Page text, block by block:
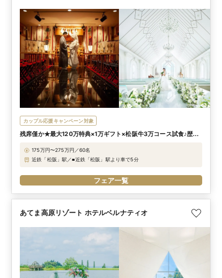
カップル応援キャンペーン対象
残席僅か★最大120万特典×1万ギフト×松阪牛3万コース試食♪歴史
175万円〜275万円／60名
近鉄「松阪」駅／■近鉄「松阪」駅より車で5分
フェア一覧
あてま高原リゾート ホテルベルナティオ